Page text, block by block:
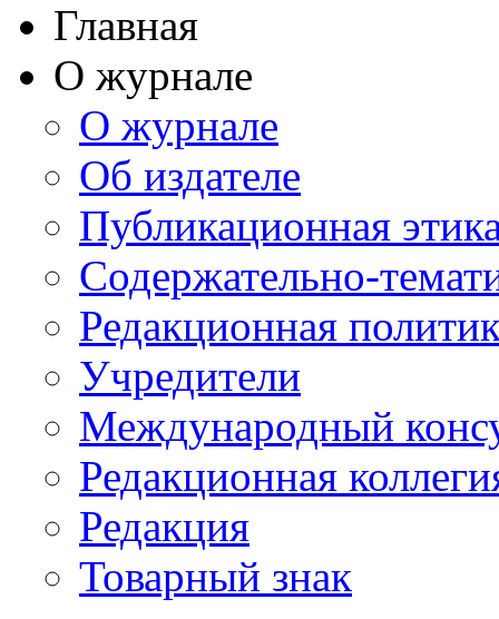
Главная
О журнале
О журнале
Об издателе
Публикационная
Содержательно-
Редакционная
Учредители
Международный
Редакционная
Редакция
Товарный знак